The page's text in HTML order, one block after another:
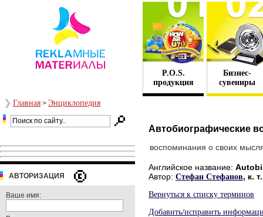
P.O.S.
продукция
Бизнес-
сувениры
Главная > Энциклопедия
АВТОРИЗАЦИЯ
Ваше имя:
Автобиографические
воспоминания о своих
Английское название:
Автор: Стефан Стефанов, к.
Вернуться к списку терминов
Добавить/исправить